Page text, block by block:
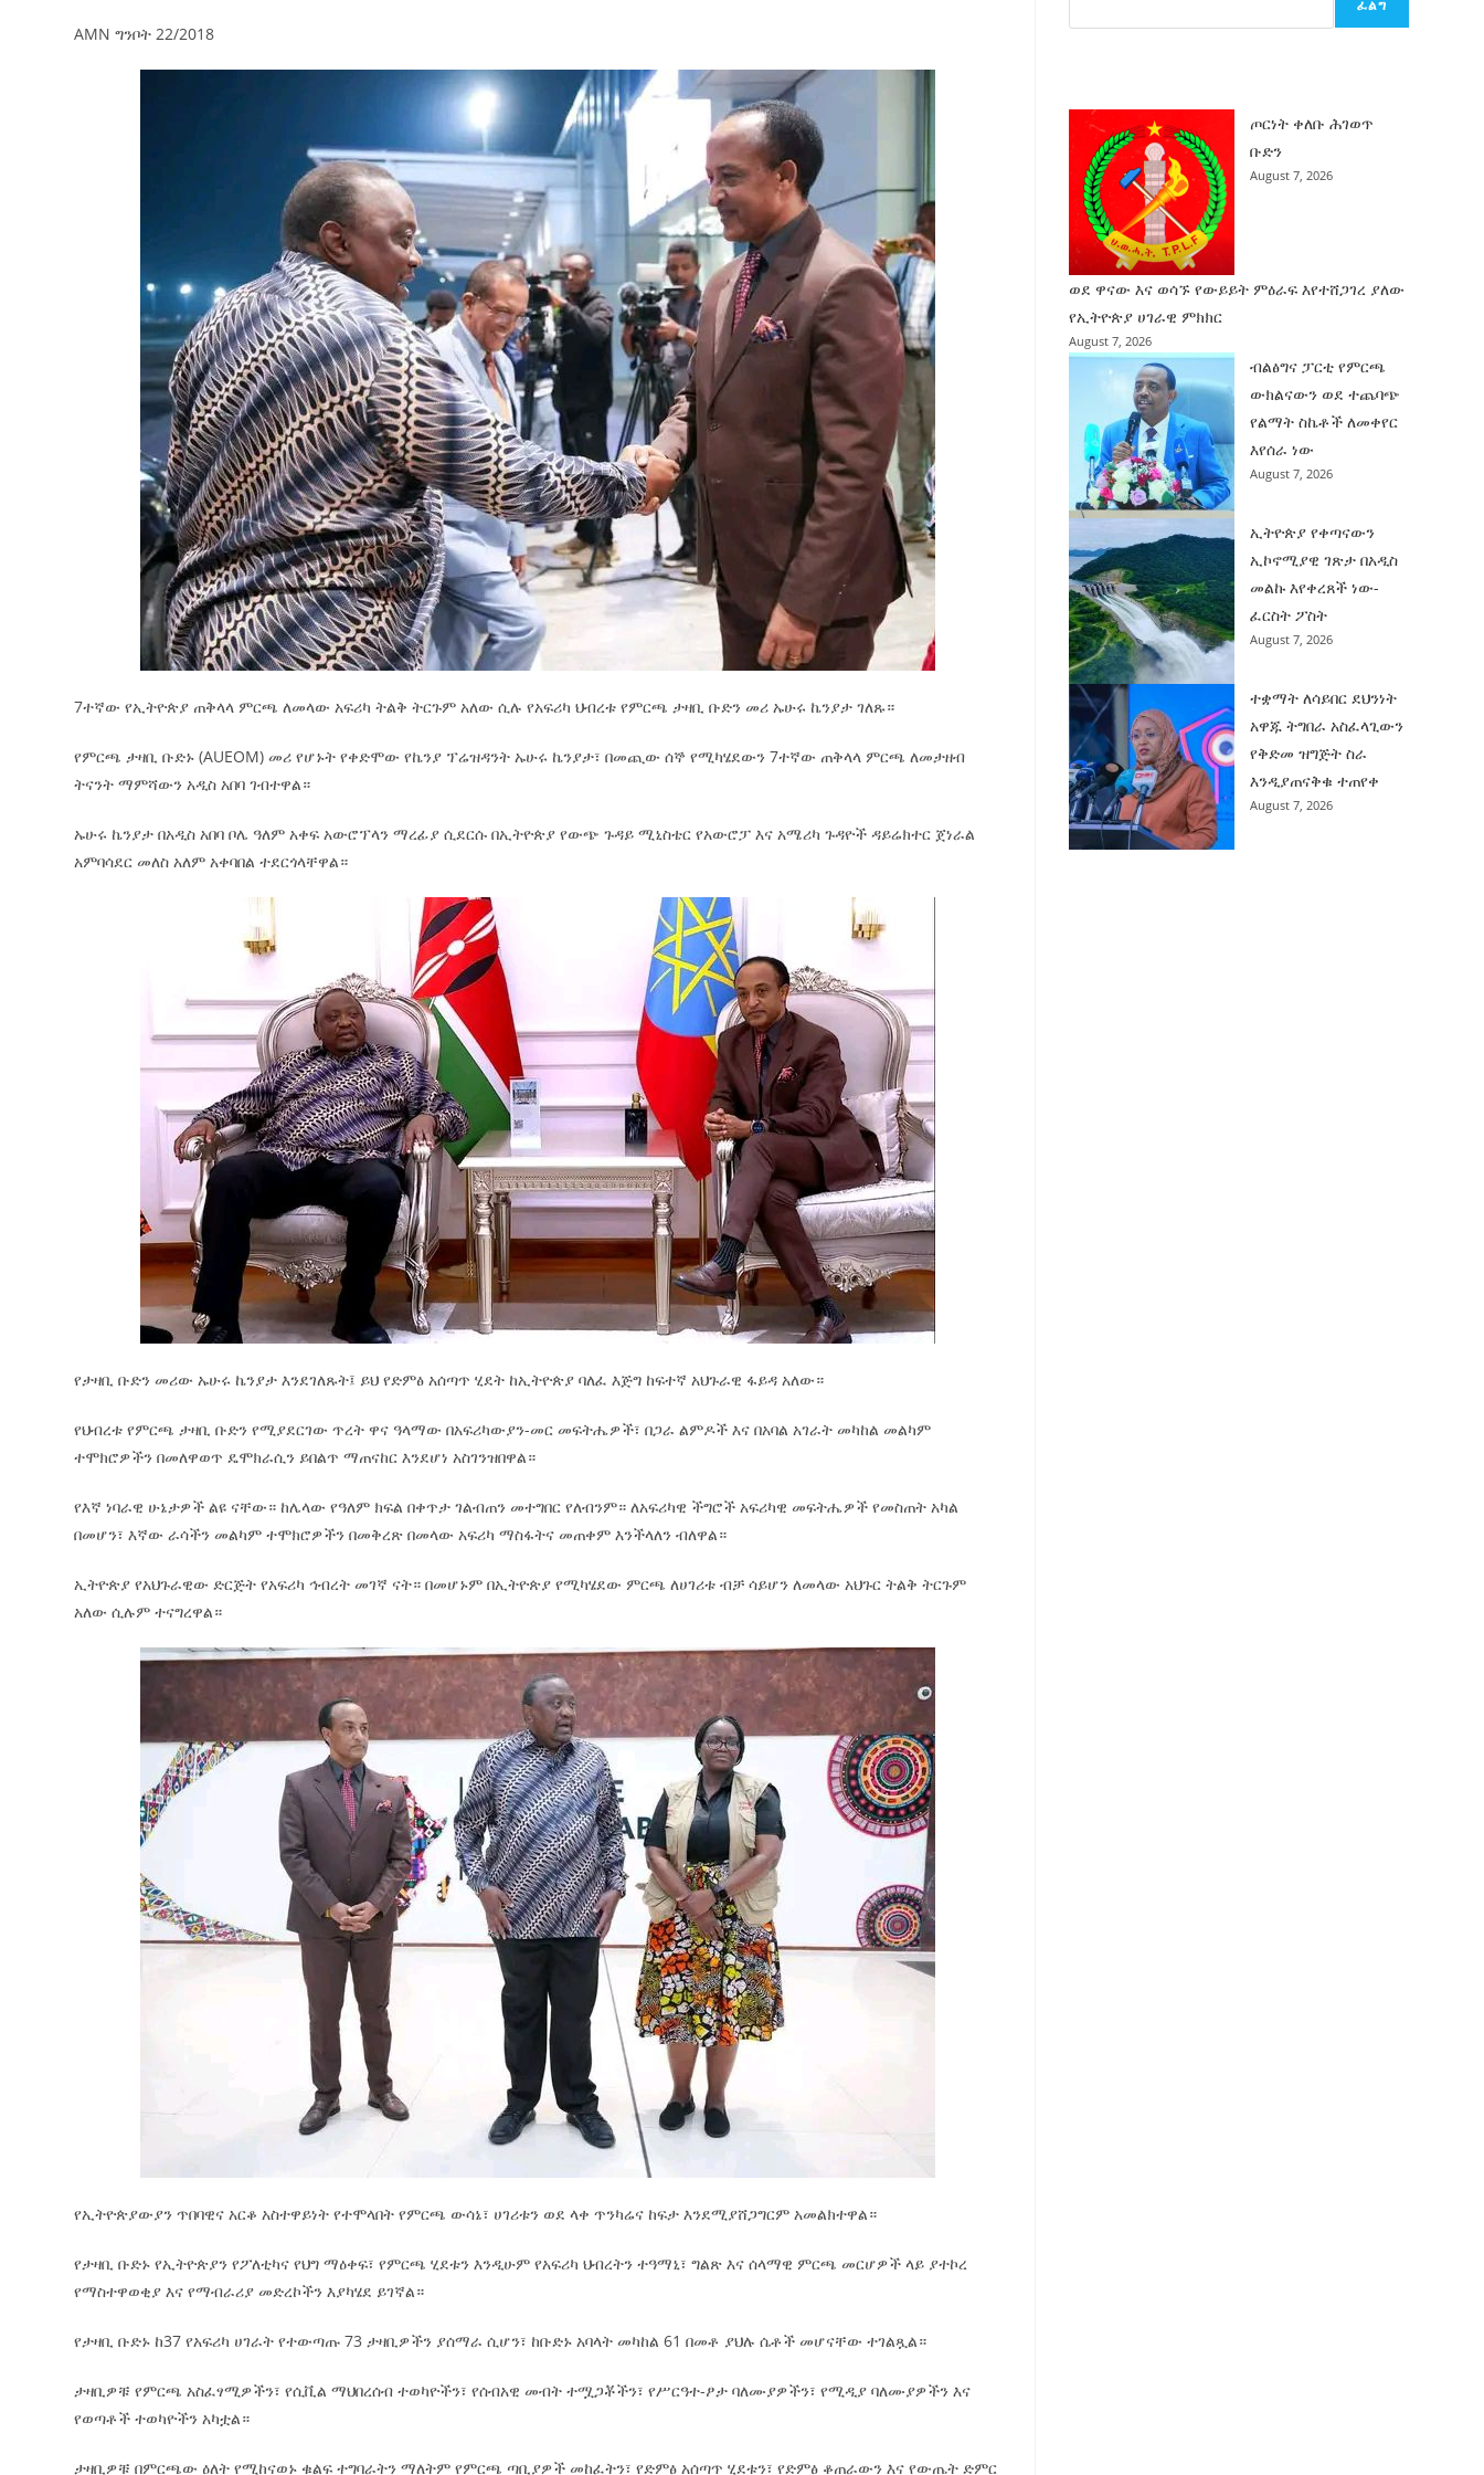
ተጨባጭ የልማት ስኬቶች ለመቀየር እየሰራ ነው
August 7, 2026
2ኛው የአዲስ ሚዲያ ኔትዎርክ አመራሮች እና
ሠራተኞች ስፖርት ፌስቲቫል በቴሌቪዥን ዘርፍ
August 1, 2026
July 30, 2026
ትርክትን በማረም እና የወል ትርክትን በመገንባት
ሃላፊነቱን እየተወጣ ይገኛል
AmnAdmin
AMN ግንቦት 22/2018
7ተኛው የኢትዮጵያ ጠቅላላ ምርጫ ለመላው አፍሪካ ትልቅ ትርጉም አለው ሲሉ የአፍሪካ ህብረቱ የምርጫ ታዛቢ ቡድን መሪ ኡሁሩ ኬንያታ ገለጹ።
የምርጫ ታዛቢ ቡድኑ (AUEOM) መሪ የሆኑት የቀድሞው የኬንያ ፕሬዝዳንት ኡሁሩ ኬንያታ፣ በመጪው ሰኞ የሚካሄደውን 7ተኛው ጠቅላላ ምርጫ ለመታዘብ
ትናንት ማምሻውን አዲስ አበባ ገብተዋል።
ኡሁሩ ኬንያታ በአዲስ አበባ ቦሌ ዓለም አቀፍ አውሮፕላን ማረፊያ ሲደርሱ በኢትዮጵያ የውጭ ጉዳይ ሚኒስቴር የአውሮፓ እና አሜሪካ ጉዳዮች ዳይሬክተር ጀነራል
አምባሳደር መለስ አለም አቀባበል ተደርጎላቸዋል።
የታዛቢ ቡድን መሪው ኡሁሩ ኬንያታ እንደገለጹት፤ ይህ የድምፅ አሰጣጥ ሂደት ከኢትዮጵያ ባለፈ እጅግ ከፍተኛ አህጉራዊ ፋይዳ አለው።
የህብረቱ የምርጫ ታዛቢ ቡድን የሚያደርገው ጥረት ዋና ዓላማው በአፍሪካውያን-መር መፍትሔዎች፣ በጋራ ልምዶች እና በአባል አገራት መካከል መልካም
ተሞክሮዎችን በመለዋወጥ ዴሞክራሲን ይበልጥ ማጠናከር እንደሆነ አስገንዝበዋል።
የእኛ ነባራዊ ሁኔታዎች ልዩ ናቸው። ከሌላው የዓለም ክፍል በቀጥታ ገልብጠን መተግበር የለብንም። ለአፍሪካዊ ችግሮች አፍሪካዊ መፍትሔዎች የመስጠት አካል
በመሆን፣ እኛው ራሳችን መልካም ተሞክሮዎችን በመቅረጽ በመላው አፍሪካ ማስፋትና መጠቀም እንችላለን ብለዋል።
ኢትዮጵያ የአህጉራዊው ድርጅት የአፍሪካ ኅብረት መገኛ ናት። በመሆኑም በኢትዮጵያ የሚካሄደው ምርጫ ለሀገሪቱ ብቻ ሳይሆን ለመላው አህጉር ትልቅ ትርጉም
አለው ሲሉም ተናግረዋል።
የኢትዮጵያውያን ጥበባዊና አርቆ አስተዋይነት የተሞላበት የምርጫ ውሳኔ፣ ሀገሪቱን ወደ ላቀ ጥንካሬና ከፍታ እንደሚያሸጋግርም አመልክተዋል።
የታዛቢ ቡድኑ የኢትዮጵያን የፖለቲካና የህግ ማዕቀፍ፣ የምርጫ ሂደቱን እንዲሁም የአፍሪካ ህብረትን ተዓማኒ፣ ግልጽ እና ሰላማዊ ምርጫ መርሆዎች ላይ ያተኮረ
የማስተዋወቂያ እና የማብራሪያ መድረኮችን እያካሄደ ይገኛል።
የታዛቢ ቡድኑ ከ37 የአፍሪካ ሀገራት የተውጣጡ 73 ታዛቢዎችን ያሰማራ ሲሆን፣ ከቡድኑ አባላት መካከል 61 በመቶ ያህሉ ሴቶች መሆናቸው ተገልጿል።
ታዛቢዎቹ የምርጫ አስፈፃሚዎችን፣ የሲቪል ማህበረሰብ ተወካዮችን፣ የሰብአዊ መብት ተሟጋቾችን፣ የሥርዓተ-ፆታ ባለሙያዎችን፣ የሚዲያ ባለሙያዎችን እና
የወጣቶች ተወካዮችን አካቷል።
ታዛቢዎቹ በምርጫው ዕለት የሚከናወኑ ቁልፍ ተግባራትን ማለትም የምርጫ ጣቢያዎች መከፈትን፣ የድምፅ አሰጣጥ ሂደቱን፣ የድምፅ ቆጠራውን እና የውጤት ድምር
ፈልግ
ጦርነት ቀለቡ ሕገወጥ
ቡድን
August 7, 2026
ወደ ዋናው እና ወሳኙ የውይይት ምዕራፍ እየተሸጋገረ ያለው
የኢትዮጵያ ሀገራዊ ምክክር
August 7, 2026
ብልፅግና ፓርቲ የምርጫ
ውክልናውን ወደ ተጨባጭ
የልማት ስኬቶች ለመቀየር
እየሰራ ነው
August 7, 2026
ኢትዮጵያ የቀጣናውን
ኢኮኖሚያዊ ገጽታ በአዲስ
መልኩ እየቀረጸች ነው-
ፈርስት ፖስት
August 7, 2026
ተቋማት ለሳይበር ደህንነት
አዋጁ ትግበራ አስፈላጊውን
የቅድመ ዝግጅት ስራ
እንዲያጠናቅቁ ተጠየቀ
August 7, 2026